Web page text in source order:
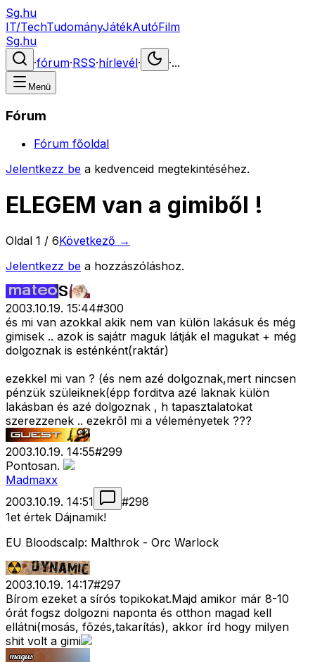
Sg.hu
IT/TechTudományJátékAutóFilm
Sg.hu
·fórum·RSS·hírlevél· ·...
Menü
Fórum
Fórum főoldal
Jelentkezz be a kedvenceid megtekintéséhez.
ELEGEM van a gimiből !
Oldal 1 / 6Következő →
Jelentkezz be a hozzászóláshoz.
2003.10.19. 15:44#300
és mi van azokkal akik nem van külön lakásuk és még
gimisek .. azok is sajátr maguk látják el magukat + még
dolgoznak is esténként(raktár)
ezekkel mi van ? (és nem azé dolgoznak,mert nincsen
pénzük szüleiknek(épp forditva azé laknak külön
lakásban és azé dolgoznak , h tapasztalatokat
szerezzenek .. ezekrõl mi a véleményetek ???
2003.10.19. 14:55#299
Pontosan.
Madmaxx
2003.10.19. 14:51
#298
1et értek Dájnamik!
EU Bloodscalp: Malthrok - Orc Warlock
2003.10.19. 14:17#297
Bírom ezeket a sírós topikokat.Majd amikor már 8-10
órát fogsz dolgozni naponta és otthon magad kell
ellátni(mosás, fõzés,takarítás), akkor írd hogy milyen
shit volt a gimi